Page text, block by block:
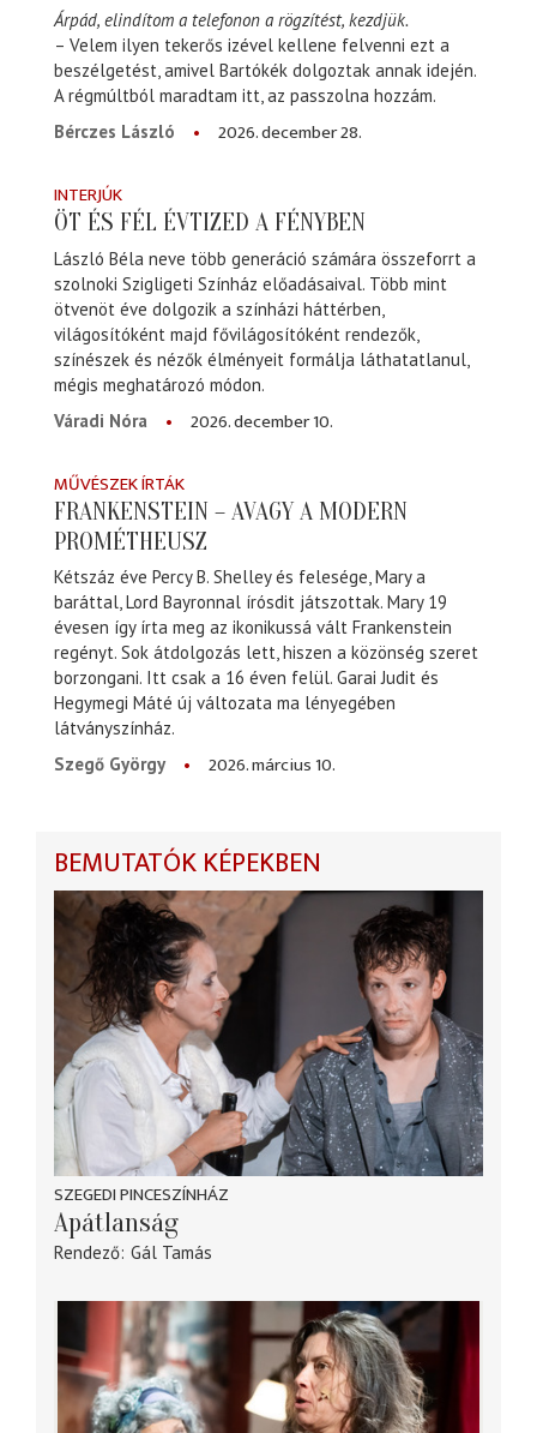
Árpád, elindítom a telefonon a rögzítést, kezdjük.
– Velem ilyen tekerős izével kellene felvenni ezt a
beszélgetést, amivel Bartókék dolgoztak annak idején.
A régmúltból maradtam itt, az passzolna hozzám.
Bérczes László
2026. december 28.
INTERJÚK
ÖT ÉS FÉL ÉVTIZED A FÉNYBEN
László Béla neve több generáció számára összeforrt a
szolnoki Szigligeti Színház előadásaival. Több mint
ötvenöt éve dolgozik a színházi háttérben,
világosítóként majd fővilágosítóként rendezők,
színészek és nézők élményeit formálja láthatatlanul,
mégis meghatározó módon.
Váradi Nóra
2026. december 10.
MŰVÉSZEK ÍRTÁK
FRANKENSTEIN – AVAGY A MODERN
PROMÉTHEUSZ
Kétszáz éve Percy B. Shelley és felesége, Mary a
baráttal, Lord Bayronnal írósdit játszottak. Mary 19
évesen így írta meg az ikonikussá vált Frankenstein
regényt. Sok átdolgozás lett, hiszen a közönség szeret
borzongani. Itt csak a 16 éven felül. Garai Judit és
Hegymegi Máté új változata ma lényegében
látványszínház.
Szegő György
2026. március 10.
BEMUTATÓK KÉPEKBEN
SZEGEDI PINCESZÍNHÁZ
Apátlanság
Rendező Gál Tamás